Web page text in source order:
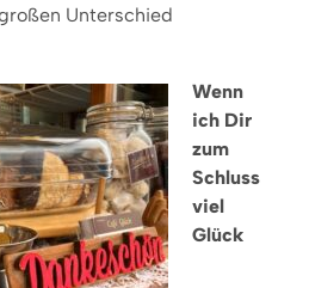
Unterschied
Wenn
ich Dir
zum
Schluss
viel
Glück